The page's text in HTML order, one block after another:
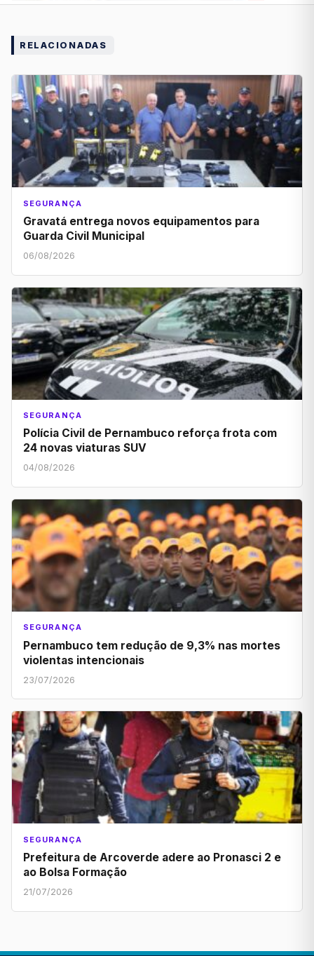
RELACIONADAS
SEGURANÇA
Gravatá entrega novos equipamentos para
Guarda Civil Municipal
06/08/2026
SEGURANÇA
Polícia Civil de Pernambuco reforça frota com
24 novas viaturas SUV
04/08/2026
SEGURANÇA
Pernambuco tem redução de 9,3% nas mortes
violentas intencionais
23/07/2026
SEGURANÇA
Prefeitura de Arcoverde adere ao Pronasci 2 e
ao Bolsa Formação
21/07/2026